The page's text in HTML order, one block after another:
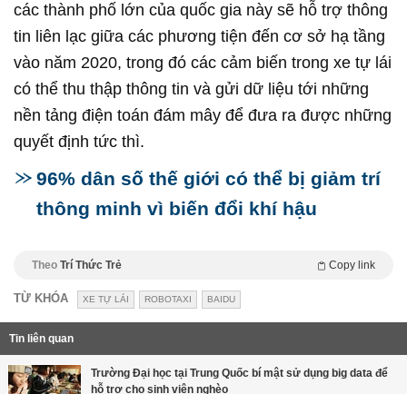
các thành phố lớn của quốc gia này sẽ hỗ trợ thông
tin liên lạc giữa các phương tiện đến cơ sở hạ tầng
vào năm 2020, trong đó các cảm biến trong xe tự lái
có thể thu thập thông tin và gửi dữ liệu tới những
nền tảng điện toán đám mây để đưa ra được những
quyết định tức thì.
96% dân số thế giới có thể bị giảm trí
thông minh vì biến đổi khí hậu
Theo Trí Thức Trẻ Copy link
TỪ KHÓA XE TỰ LÁI ROBOTAXI BAIDU
Tin liên quan
Trường Đại học tại Trung Quốc bí mật sử dụng big data để
hỗ trợ cho sinh viên nghèo